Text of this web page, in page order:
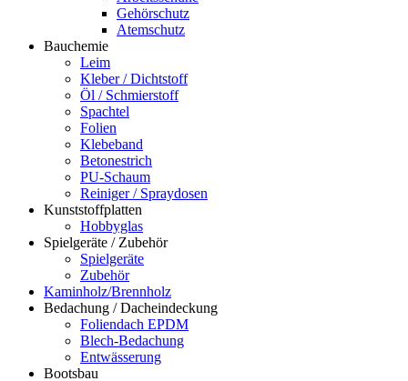
Gehörschutz
Atemschutz
Bauchemie
Leim
Kleber / Dichtstoff
Öl / Schmierstoff
Spachtel
Folien
Klebeband
Betonestrich
PU-Schaum
Reiniger / Spraydosen
Kunststoffplatten
Hobbyglas
Spielgeräte / Zubehör
Spielgeräte
Zubehör
Kaminholz/Brennholz
Bedachung / Dacheindeckung
Foliendach EPDM
Blech-Bedachung
Entwässerung
Bootsbau